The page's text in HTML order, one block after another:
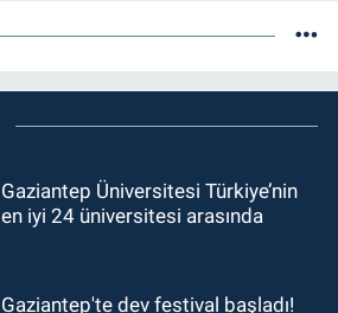
Gaziantep Üniversitesi Türkiye’nin
en iyi 24 üniversitesi arasında
Gaziantep'te dev festival başladı!